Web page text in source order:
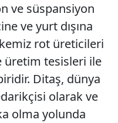
ve süspansiyon
ve yurt dışına
rot üreticileri
üretim tesisleri ile
Ditaş, dünya
olarak ve
olma yolunda